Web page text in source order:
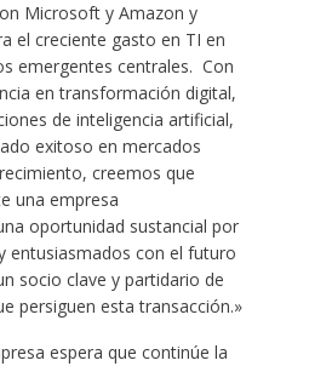
Microsoft y Amazon y
el creciente gasto en TI en
emergentes centrales. Con
en transformación digital,
de inteligencia artificial,
exitoso en mercados
creemos que
una empresa
oportunidad sustancial por
entusiasmados con el futuro
socio clave y partidario de
persiguen esta transacción.»
espera que continúe la